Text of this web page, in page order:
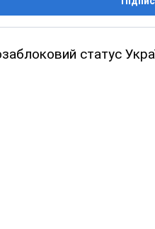
статус